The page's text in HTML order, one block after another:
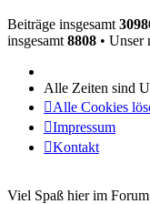
Beiträge insgesamt
insgesamt 8808 • Unser
Alle Zeiten sind
Alle Cookies
Impressum
Kontakt
Viel Spaß hier im